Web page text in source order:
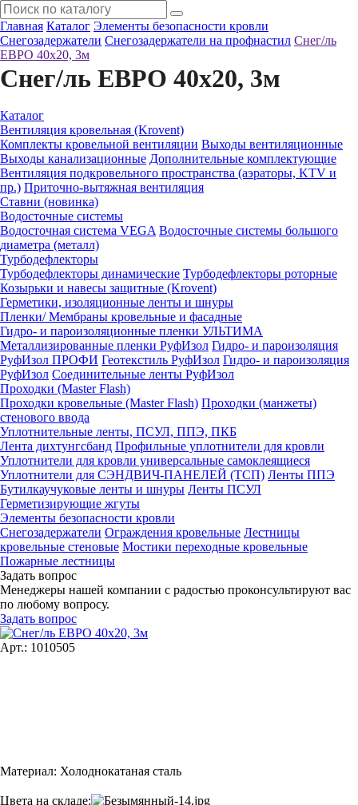
Главная Каталог Элементы безопасности кровли
Снегозадержатели Снегозадержатели на профнастил Снег/ль
ЕВРО 40х20, 3м
Снег/ль ЕВРО 40х20, 3м
Каталог
Вентиляция кровельная (Krovent)
Комплекты кровельной вентиляции Выходы вентиляционные
Выходы канализационные Дополнительные комплектующие
Вентиляция подкровельного пространства (аэраторы, KTV и
пр.) Приточно-вытяжная вентиляция
Ставни (новинка)
Водосточные системы
Водосточная система VEGA Водосточные системы большого
диаметра (металл)
Турбодефлекторы
Турбодефлекторы динамические Турбодефлекторы роторные
Козырьки и навесы защитные (Krovent)
Герметики, изоляционные ленты и шнуры
Пленки/ Мембраны кровельные и фасадные
Гидро- и пароизоляционные пленки УЛЬТИМА
Металлизированные пленки РуфИзол Гидро- и пароизоляция
РуфИзол ПРОФИ Геотекстиль РуфИзол Гидро- и пароизоляция
РуфИзол Соединительные ленты РуфИзол
Проходки (Master Flash)
Проходки кровельные (Master Flash) Проходки (манжеты)
стенового ввода
Уплотнительные ленты, ПСУЛ, ППЭ, ПКБ
Лента дихтунгсбанд Профильные уплотнители для кровли
Уплотнители для кровли универсальные самоклеящиеся
Уплотнители для СЭНДВИЧ-ПАНЕЛЕЙ (ТСП) Ленты ППЭ
Бутилкаучуковые ленты и шнуры Ленты ПСУЛ
Герметизирующие жгуты
Элементы безопасности кровли
Снегозадержатели Ограждения кровельные Лестницы
кровельные стеновые Мостики переходные кровельные
Пожарные лестницы
Задать вопрос
Менеджеры нашей компании с радостью проконсультируют вас
по любому вопросу.
Задать вопрос
Арт.: 1010505
Материал: Холоднокатаная сталь
Цвета на складе: